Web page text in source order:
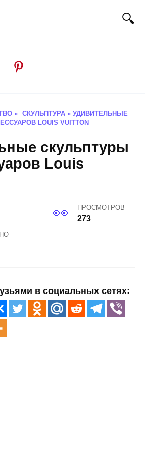
» СКУЛЬПТУРА » УДИВИТЕЛЬНЫЕ
LOUIS VUITTON
скульптуры
Louis
ПРОСМОТРОВ
273
в социальных сетях: